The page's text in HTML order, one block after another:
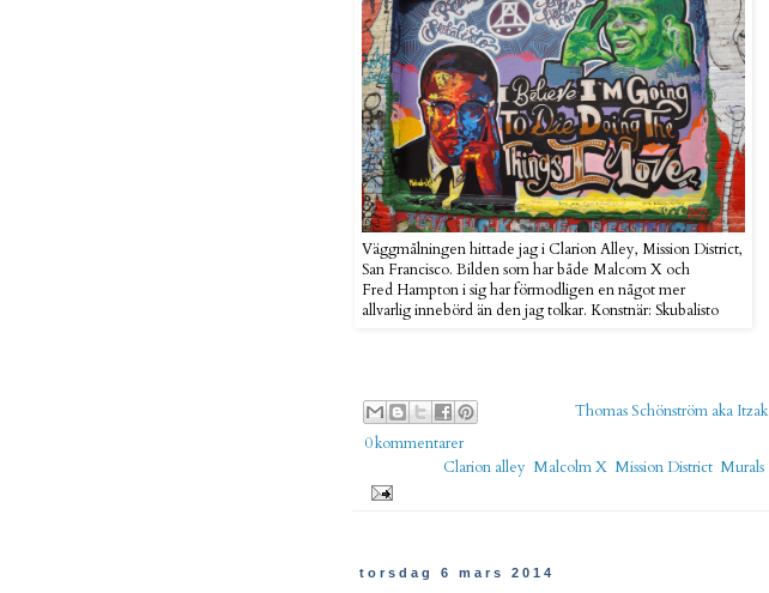
Väggmålningen hittade jag i Clarion Alley, Mission District,
San Francisco. Bilden som har både Malcom X och
Fred Hampton i sig har förmodligen en något mer
allvarlig innebörd än den jag tolkar. Konstnär: Skubalisto
Thomas Schönström aka Itzak
0 kommentarer
Clarion alley Malcolm X, Mission District, Murals,
torsdag 6 mars 2014